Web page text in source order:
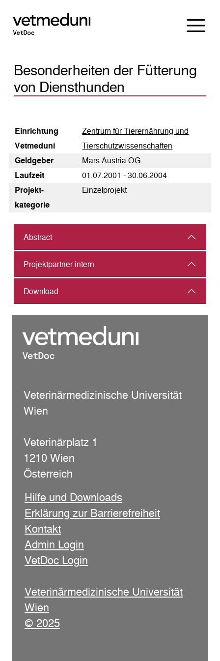
Besonderheiten der Fütterung
von Diensthunden
Einrichtung
Vetmeduni
Zentrum für Tierernährung und
Tierschutzwissenschaften
Geldgeber
Mars Austria OG
Laufzeit
01.07.2001 - 30.06.2004
Pro­jekt­
kategorie
Einzelprojekt
Abstract
Projektpartner intern
Download
Veterinärmedizinische Universität
Wien
Veterinärplatz 1
1210 Wien
Österreich
Hilfe und Downloads
Erklärung zur Barrierefreiheit
Kontakt
Admin Login
VetDoc Login
Veterinärmedizinische Universität
Wien
© 2025